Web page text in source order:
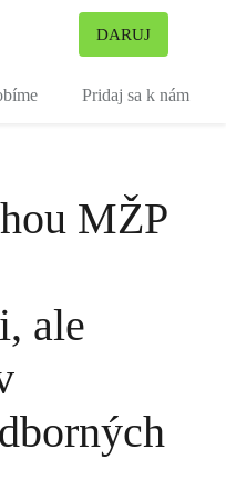
DARUJ
Pridaj sa k nám
MŽP
ale